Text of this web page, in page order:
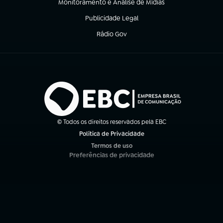
Monitoramento e Análise de Mídias
(abre em nova aba)
Publicidade Legal
(abre em nova aba)
Rádio Gov
(abre em nova aba)
© Todos os direitos reservados pela EBC
Política de Privacidade
Termos de uso
(abre em nova aba)
Preferências de privacidade